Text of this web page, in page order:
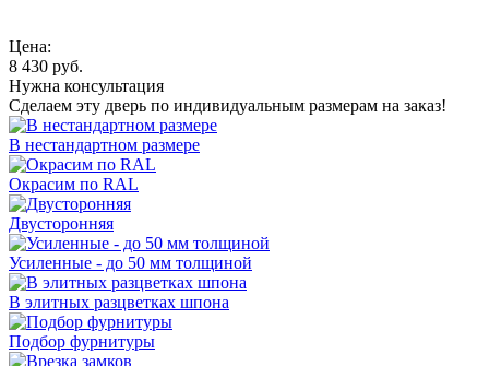
Цена:
8 430 руб.
Нужна консультация
Сделаем эту дверь по индивидуальным размерам на заказ!
В нестандартном размере
Окрасим по RAL
Двусторонняя
Усиленные - до 50 мм толщиной
В элитных разцветках шпона
Подбор фурнитуры